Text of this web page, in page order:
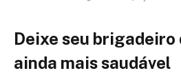
Deixe seu brigadeiro
ainda mais saudável